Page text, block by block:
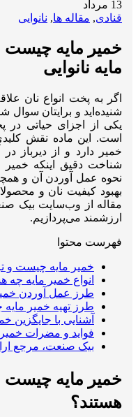
13 مرداد
قنادی, مقاله ها, نانوایی
خمیر مایه چیست
مایه نانوایی
اگر به پخت انواع نان
شنیده‌اید و برایتان
یکی از اجزای حیاتی در
است. این ماده نقش
خمیر دارد و از دیرباز
شناخت دقیق اینکه
نحوه عمل آوردن آن و
بهبود کیفیت نان و
مقاله از وب‌سایت بیک
ارزشمند می‌پردازیم.
فهرست محتوا
خمیر مایه چیست و
انواع خمیر مایه چه
طرز عمل آوردن
طرز تهیه خمیر
آشنایی با جایگزین
فواید و مضرات
بیک صنعت، مرجع
خمیر مایه چیست
هستند؟